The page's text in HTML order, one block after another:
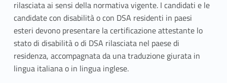
a
t
i
c
rilasciata ai sensi della normativa vigente. I candidati e le
candidate con disabilità o con DSA residenti in paesi
esteri devono presentare la certificazione attestante lo
stato di disabilità o di DSA rilasciata nel paese di
residenza, accompagnata da una traduzione giurata in
lingua italiana o in lingua inglese.